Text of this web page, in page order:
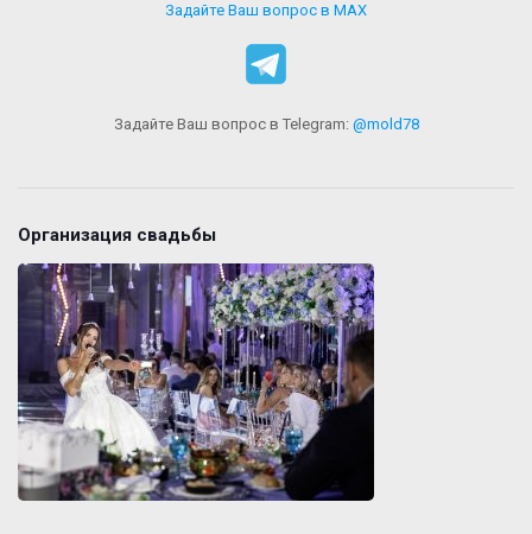
Задайте Ваш вопрос в MAX
Задайте Ваш вопрос в Telegram: @mold78
Организация свадьбы